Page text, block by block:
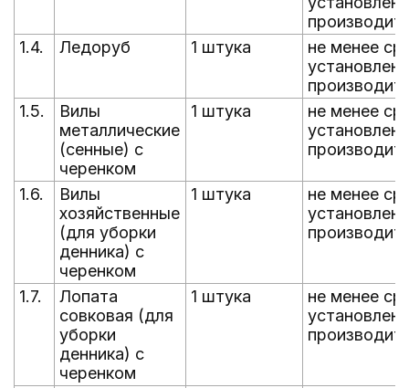
1.4.
Ледоруб 1 штука
не менее
1.5.
Вилы
металлические
(сенные) с
черенком
1 штука
не менее
1.6.
Вилы
хозяйственные
(для уборки
денника) с
черенком
1 штука
не менее
1.7.
Лопата
совковая (для
уборки
денника) с
черенком
1 штука
не менее